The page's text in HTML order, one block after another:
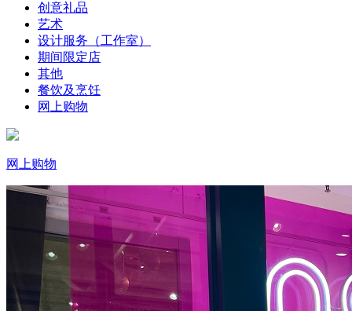
创意礼品
艺术
设计服务（工作室）
期间限定店
其他
餐饮及烹饪
网上购物
网上购物